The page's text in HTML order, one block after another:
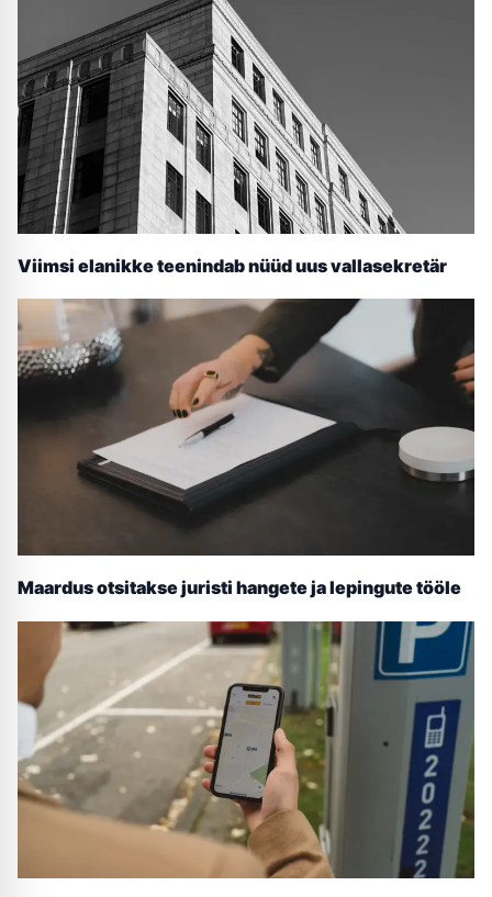
Viimsi elanikke teenindab nüüd uus vallasekretär
Maardus otsitakse juristi hangete ja lepingute tööle